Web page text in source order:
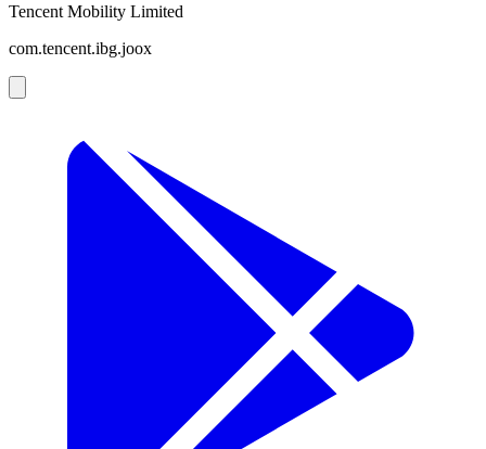
Tencent Mobility Limited
com.tencent.ibg.joox